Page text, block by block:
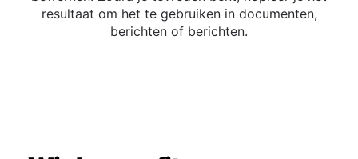
Je kunt de vertaalde tekst direct in het uitvoervenster
bewerken. Zodra je tevreden bent, kopieer je het